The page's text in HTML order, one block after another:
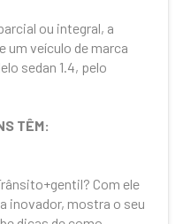
ou integral, a
um veículo de marca
sedan 1.4, pelo
TÊM:
Com ele
inovador, mostra o seu